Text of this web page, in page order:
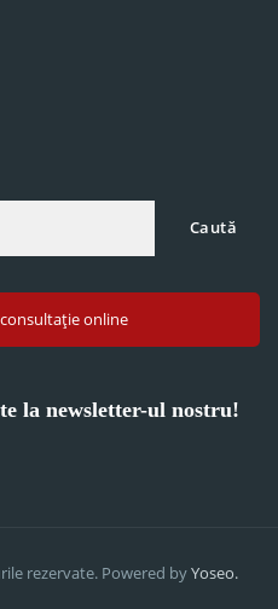
Caută
online
la newsletter-ul nostru!
rezervate. Powered byYoseo.